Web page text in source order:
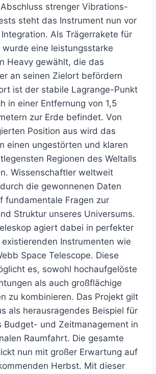
strenger Vibrations-
steht das Instrument nun vor
Als Trägerrakete für
wurde eine leistungsstarke
Heavy gewählt, die das
an seinen Zielort befördern
ist der stabile Lagrange-Punkt
in einer Entfernung von 1,5
zur Erde befindet. Von
Position aus wird das
einen ungestörten und klaren
Regionen des Weltalls
Wissenschaftler weltweit
die gewonnenen Daten
fundamentale Fragen zur
Struktur unseres Universums.
agiert dabei in perfekter
existierenden Instrumenten wie
Space Telescope. Diese
es, sowohl hochaufgelöste
als auch großflächige
zu kombinieren. Das Projekt gilt
als herausragendes Beispiel für
Budget- und Zeitmanagement in
Raumfahrt. Die gesamte
nun mit großer Erwartung auf
Herbst. Mit dieser